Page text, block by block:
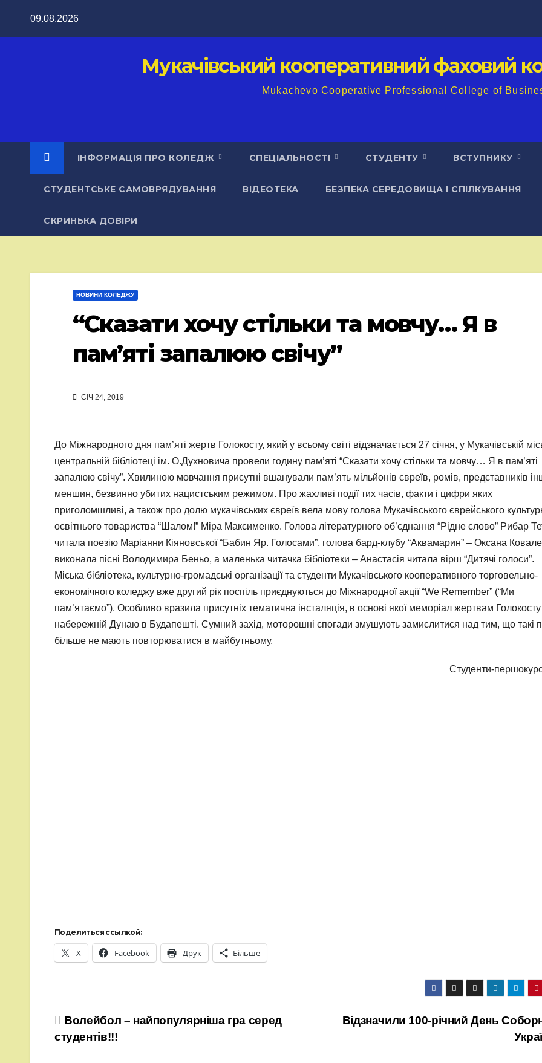
09.08.2026
Мукачівський кооперативний фаховий
Mukachevo Cooperative Professional College of
ІНФОРМАЦІЯ ПРО КОЛЕДЖ СПЕЦІАЛЬНОСТІ СТУДЕНТУ ВСТУПНИКУ
СТУДЕНТСЬКЕ САМОВРЯДУВАННЯ ВІДЕОТЕКА БЕЗПЕКА СЕРЕДОВИЩА І СПІЛКУВАННЯ
СКРИНЬКА ДОВІРИ
НОВИНИ КОЛЕДЖУ
“Сказати хочу стільки та мовчу… Я в
пам’яті запалюю свічу”
СІЧ 24, 2019
До Міжнародного дня пам’яті жертв Голокосту, який у всьому світі відзначається 27 січня, у Мукачівській
центральній бібліотеці ім. О.Духновича провели годину пам’яті “Сказати хочу стільки та мовчу… Я в пам’яті
запалюю свічу”. Хвилиною мовчання присутні вшанували пам’ять мільйонів євреїв, ромів, представників
меншин, безвинно убитих нацистським режимом. Про жахливі події тих часів, факти і цифри яких
приголомшливі, а також про долю мукачівських євреїв вела мову голова Мукачівського єврейського
освітнього товариства “Шалом!” Міра Максименко. Голова літературного об’єднання “Рідне слово” Рибар
читала поезію Маріанни Кіяновської “Бабин Яр. Голосами”, голова бард-клубу “Аквамарин” – Оксана
виконала пісні Володимира Беньо, а маленька читачка бібліотеки – Анастасія читала вірш “Дитячі голоси”.
Міська бібліотека, культурно-громадські організації та студенти Мукачівського кооперативного торговельно-
економічного коледжу вже другий рік поспіль приєднуються до Міжнародної акції “We Remember” (“Ми
пам’ятаємо”). Особливо вразила присутніх тематична інсталяція, в основі якої меморіал жертвам
набережній Дунаю в Будапешті. Сумний захід, моторошні спогади змушують замислитися над тим, що такі
більше не мають повторюватися в майбутньому.
Студенти-
Поделиться ссылкой:
X Facebook Друк Більше
Навігація
записів
Відзначили 100-річний День
Волейбол – найпопулярніша гра серед
студентів!!!